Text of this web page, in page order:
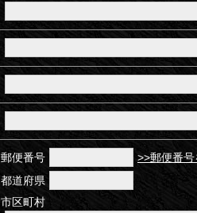
郵便番号
>>郵便番
都道府県
市区町村